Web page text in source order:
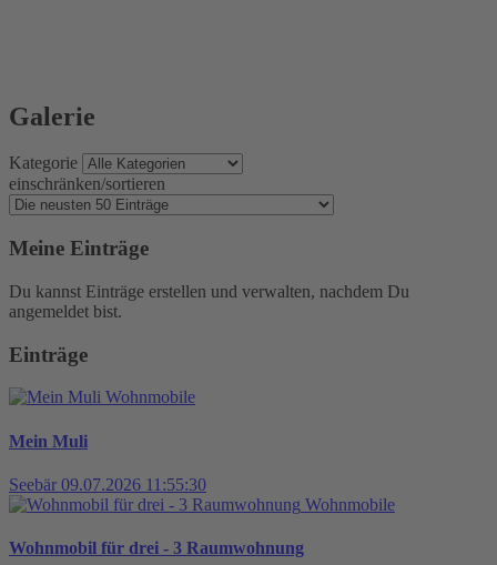
Galerie
Kategorie
einschränken/sortieren
Meine Einträge
Du kannst Einträge erstellen und verwalten, nachdem Du
angemeldet bist.
Einträge
Wohnmobile
Mein Muli
Seebär 09.07.2026 11:55:30
Wohnmobile
Wohnmobil für drei - 3 Raumwohnung